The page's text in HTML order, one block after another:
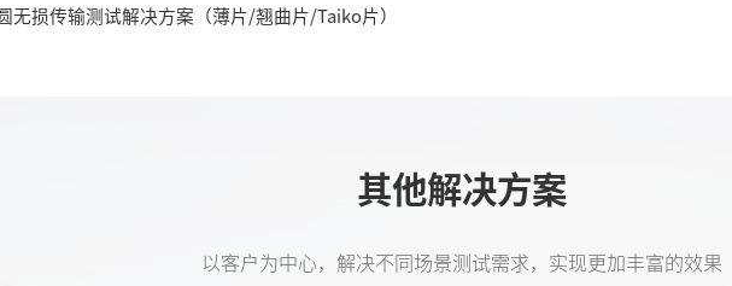
无损传输测试解决方案（薄片/翘曲片/Taiko片）
其他解决方案
以客户为中心，解决不同场景测试需求，实现更加丰富的效果